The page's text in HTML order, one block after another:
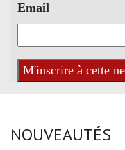
Email
NOUVEAUTÉS